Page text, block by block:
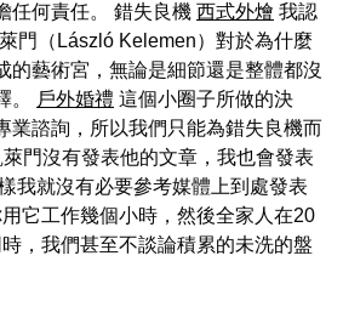
任何責任。 錯失良機 西式外燴 我認
門（László Kelemen）對於為什麼
的藝術宮，無論是細節還是整體都沒
。
戶外婚禮 這個小圈子所做的決
業諮詢，所以我們只能為錯失良機而
門沒有發表他的文章，我也會發表
我就沒有必要參考媒體上到處發表
它工作幾個小時，然後全家人在20
，我們甚至不談論積累的未洗的盤